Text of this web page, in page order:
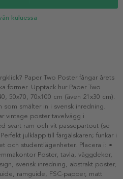
kuluessa
Paper Two Poster fångar årets
former. Upptäck hur Paper Two
50x70, 70x100 cm (även 21x30 cm).
som smälter in i svensk inredning.
vintage poster tavelvägg i
svart ram och vit passepartout (se
julklapp till färgälskaren; funkar i
och studentlägenheter. Placera i: •
Poster, tavla, väggdekor,
svensk inredning, abstrakt poster,
ramguide, FSC-papper, matt